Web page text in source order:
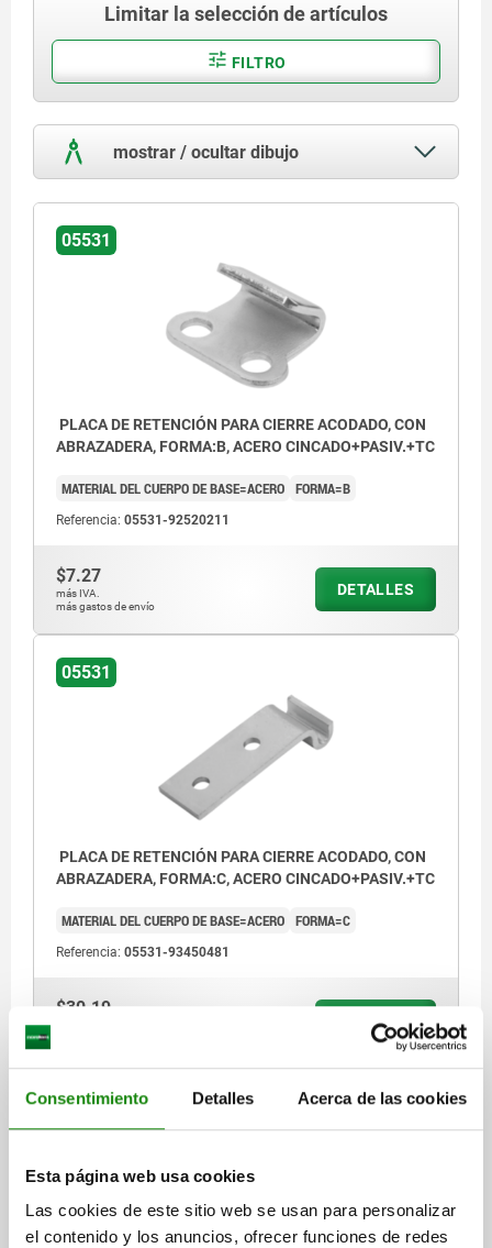
Consentimiento Detalles Acerca de las cookies
Esta página web usa cookies
Las cookies de este sitio web se usan para personalizar
el contenido y los anuncios, ofrecer funciones de redes
Limitar la selección de artículos
FILTRO
mostrar / ocultar dibujo
05531
PLACA DE RETENCIÓN PARA CIERRE ACODADO, CON
ABRAZADERA, FORMA:B, ACERO CINCADO+PASIV.+TC
MATERIAL DEL CUERPO DE BASE=ACERO FORMA=B
Referencia: 05531-92520211
$7.27
más IVA.
más gastos de envío
DETALLES
05531
PLACA DE RETENCIÓN PARA CIERRE ACODADO, CON
ABRAZADERA, FORMA:C, ACERO CINCADO+PASIV.+TC
MATERIAL DEL CUERPO DE BASE=ACERO FORMA=C
Referencia: 05531-93450481
$30.19
DETALLES
05531